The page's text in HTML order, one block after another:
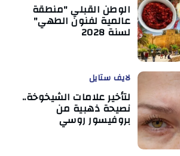
الوطن القبلي "منطقة
عالمية لفنون الطهي"
لسنة 2028
لايف ستايل
لتأخير علامات الشيخوخة..
نصيحة ذهبية من
بروفيسور روسي